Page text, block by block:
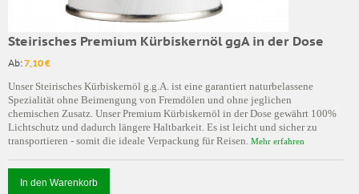
Steirisches Premium Kürbiskernöl ggA in der Dose
Ab:7,10 €
Unser Steirisches Kürbiskernöl g.g.A. ist eine garantiert naturbelassene
Spezialität ohne Beimengung von Fremdölen und ohne jeglichen
chemischen Zusatz. Unser Premium Kürbiskernöl in der Dose gewährt 100%
Lichtschutz und dadurch längere Haltbarkeit. Es ist leicht und sicher zu
transportieren - somit die ideale Verpackung für Reisen. Mehr erfahren
In den Warenkorb